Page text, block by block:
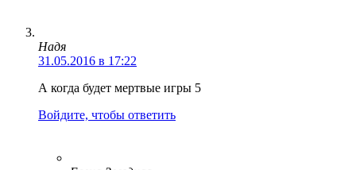
Надя
31.05.2016 в 17:22
А когда будет мертвые игры 5
Войдите, чтобы ответить